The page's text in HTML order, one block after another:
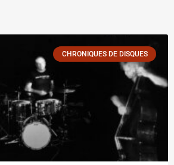
CHRONIQUES DE DISQUES